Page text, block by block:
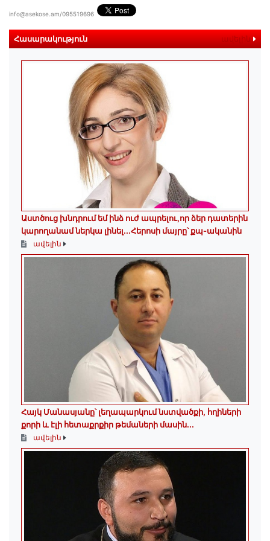
info@asekose.am/095519696
Հասարակություն ավելին
Աստծուց խնդրում եմ ինձ ուժ ապրելու,որ ձեր դատերին
կարողանամ ներկա լինել․․․Հերոսի մայրը՝ քպ-ականին
ավելին
Հայկ Մանասյանը՝ լեղապարկում նստվածքի, հղիների
քորի և էլի հետաքրքիր թեմաների մասին․․․
ավելին